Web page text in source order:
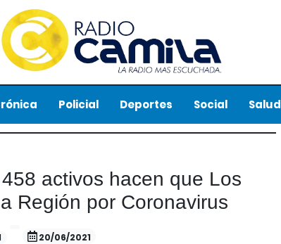
Policial Deportes Social Salud
activos hacen que Los
Región por Coronavirus
20/06/2021